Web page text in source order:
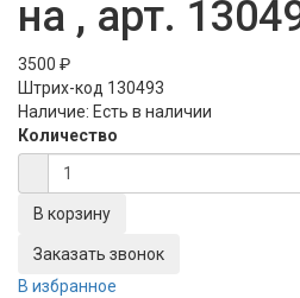
на , арт.
3500 ₽
Штрих-код 130493
Наличие: Есть в наличии
Количество
Заказать звонок
В избранное